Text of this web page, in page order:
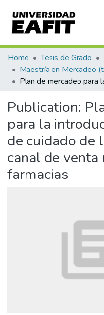
Communities & Collections
All of DSpace
Home Tesis de Grado
Publication:
para la
de cuidado de
canal de
farmacias